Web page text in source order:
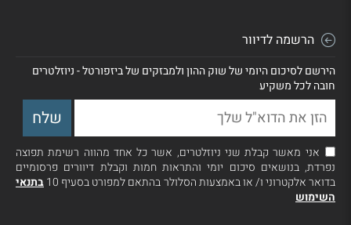
הרשמה לדיוור
הירשם לסיכום היומי של שוק ההון ולמבזקים של ביזפורטל - ניוזלטרים
חובה לכל משקיע
אני מאשר קבלת שני ניוזלטרים, אשר כל אחד מהווה רשימת תפוצה
נפרדת, בנושאים סיכום יומי והתראות חמות וקבלת דיוורים פרסומיים
בדואר אלקטרוני ו/ או באמצעות הסלולר בהתאם למפורט בסעיף 10
בתנאי
השימוש